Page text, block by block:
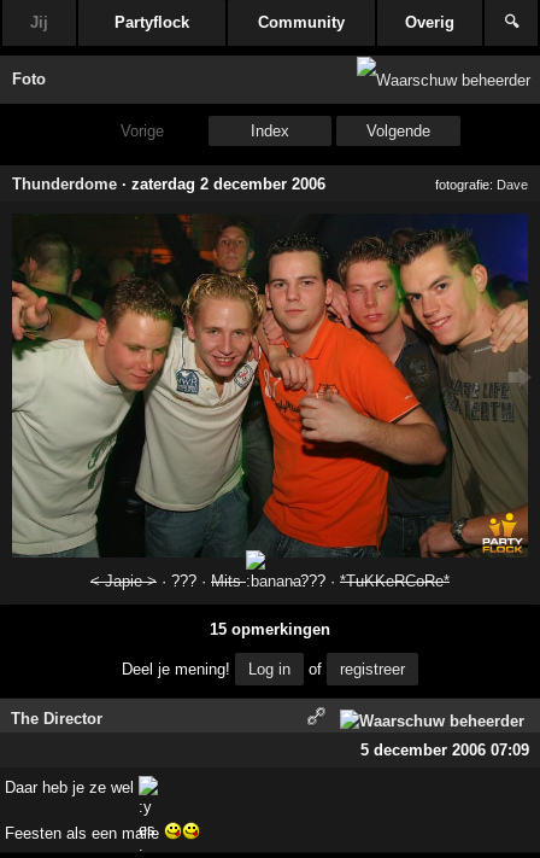
Jij Partyflock Community Overig 🔍
Foto
Vorige Index Volgende
Thunderdome ·zaterdag 2 december 2006 fotografie: Dave
< Japie > · ??? · Mits · ??? · *TuKKeRCoRe*
15 opmerkingen
Deel je mening! Log in of registreer
The Director
5 december 2006 07:09
Daar heb je ze wel
Feesten als een malle